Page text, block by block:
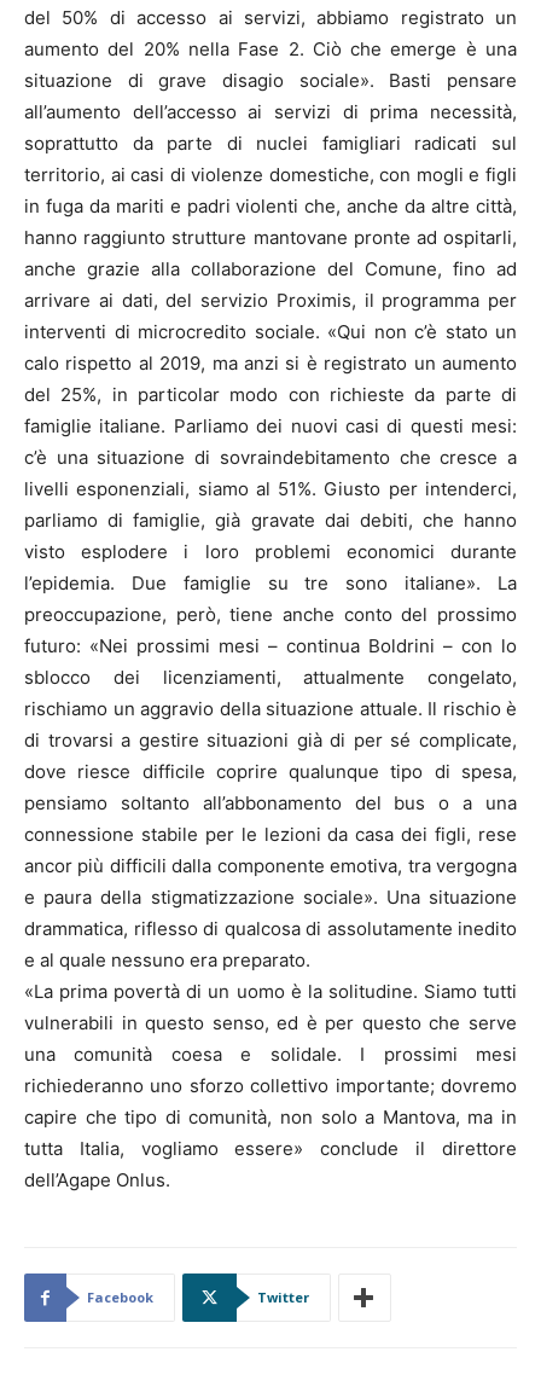
del 50% di accesso ai servizi, abbiamo registrato un
aumento del 20% nella Fase 2. Ciò che emerge è una
situazione di grave disagio sociale». Basti pensare
all’aumento dell’accesso ai servizi di prima necessità,
soprattutto da parte di nuclei famigliari radicati sul
territorio, ai casi di violenze domestiche, con mogli e figli
in fuga da mariti e padri violenti che, anche da altre città,
hanno raggiunto strutture mantovane pronte ad ospitarli,
anche grazie alla collaborazione del Comune, fino ad
arrivare ai dati, del servizio Proximis, il programma per
interventi di microcredito sociale. «Qui non c’è stato un
calo rispetto al 2019, ma anzi si è registrato un aumento
del 25%, in particolar modo con richieste da parte di
famiglie italiane. Parliamo dei nuovi casi di questi mesi:
c’è una situazione di sovraindebitamento che cresce a
livelli esponenziali, siamo al 51%. Giusto per intenderci,
parliamo di famiglie, già gravate dai debiti, che hanno
visto esplodere i loro problemi economici durante
l’epidemia. Due famiglie su tre sono italiane». La
preoccupazione, però, tiene anche conto del prossimo
futuro: «Nei prossimi mesi – continua Boldrini – con lo
sblocco dei licenziamenti, attualmente congelato,
rischiamo un aggravio della situazione attuale. Il rischio è
di trovarsi a gestire situazioni già di per sé complicate,
dove riesce difficile coprire qualunque tipo di spesa,
pensiamo soltanto all’abbonamento del bus o a una
connessione stabile per le lezioni da casa dei figli, rese
ancor più difficili dalla componente emotiva, tra vergogna
e paura della stigmatizzazione sociale». Una situazione
drammatica, riflesso di qualcosa di assolutamente inedito
e al quale nessuno era preparato.
«La prima povertà di un uomo è la solitudine. Siamo tutti
vulnerabili in questo senso, ed è per questo che serve
una comunità coesa e solidale. I prossimi mesi
richiederanno uno sforzo collettivo importante; dovremo
capire che tipo di comunità, non solo a Mantova, ma in
tutta Italia, vogliamo essere» conclude il direttore
dell’Agape Onlus.
Facebook Twitter